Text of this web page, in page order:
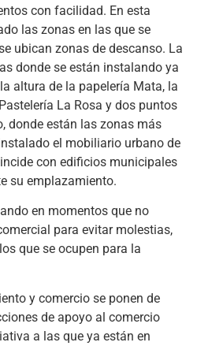
con facilidad. En esta
las zonas en las que se
ubican zonas de descanso. La
donde se están instalando ya
altura de la papelería Mata, la
La Rosa y dos puntos
donde están las zonas más
el mobiliario urbano de
con edificios municipales
su emplazamiento.
en momentos que no
para evitar molestias,
que se ocupen para la
y comercio se ponen de
de apoyo al comercio
a las que ya están en